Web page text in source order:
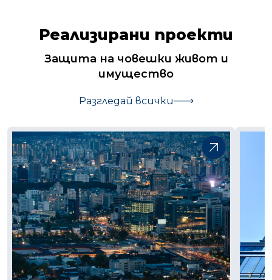
Реализирани проекти
Защита на човешки живот и
имущество
Разгледай всички